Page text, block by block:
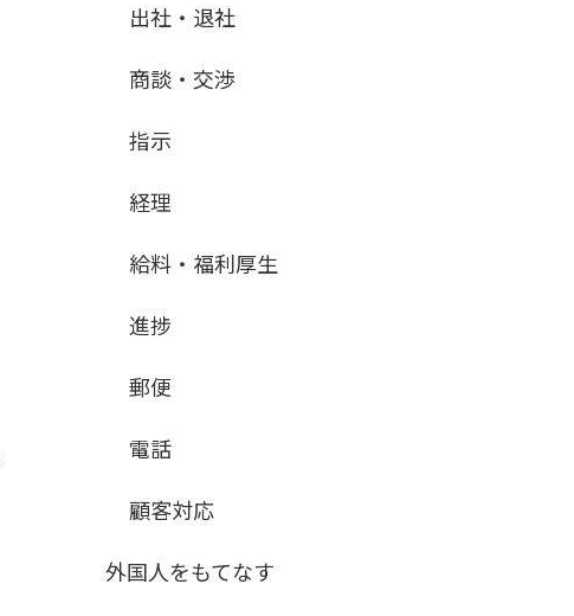
出社・退社
商談・交渉
指示
経理
給料・福利厚生
進捗
郵便
電話
顧客対応
外国人をもてなす